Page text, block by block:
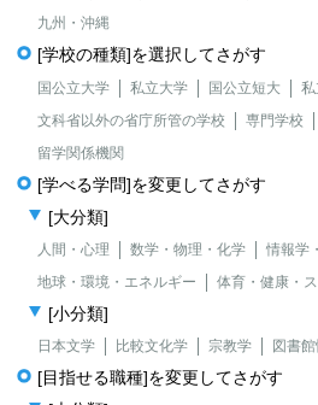
九州・沖縄
[学校の種類]を選択してさがす
国公立大学 私立大学 国公立短大 私
文科省以外の省庁所管の学校
専門学校
留学関係機関
[学べる学問]を変更してさがす
[大分類]
人間・心理 数学・物理・化学
情報学
地球・環境・エネルギー
体育・健康・
[小分類]
日本文学 比較文化学 宗教学 図書
[目指せる職種]を変更してさがす